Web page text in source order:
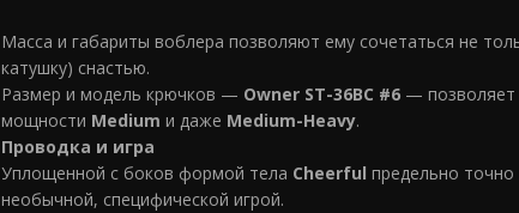
Масса и габариты воблера позволяют ему сочетаться не
катушку) снастью.
Размер и модель крючков — Owner ST-36BC #6 — позволяет
мощности Medium и даже Medium-Heavy.
Проводка и игра
Уплощенной с боков формой тела Cheerful предельно
необычной, специфической игрой.